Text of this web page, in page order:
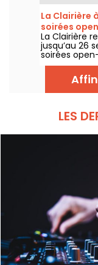
La Clairière
soirées
La Clairière
jusqu’au 26
soirées
trucks, zone
au
air parisien
et samedis
LES